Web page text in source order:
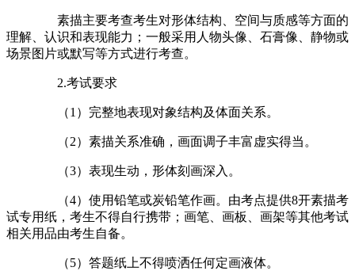
素描主要考查考生对形体结构、空间与质感等方面的
理解、认识和表现能力；一般采用人物头像、石膏像、静物或
场景图片或默写等方式进行考查。
2.考试要求
（1）完整地表现对象结构及体面关系。
（2）素描关系准确，画面调子丰富虚实得当。
（3）表现生动，形体刻画深入。
（4）使用铅笔或炭铅笔作画。由考点提供8开素描考
试专用纸，考生不得自行携带；画笔、画板、画架等其他考试
相关用品由考生自备。
（5）答题纸上不得喷洒任何定画液体。